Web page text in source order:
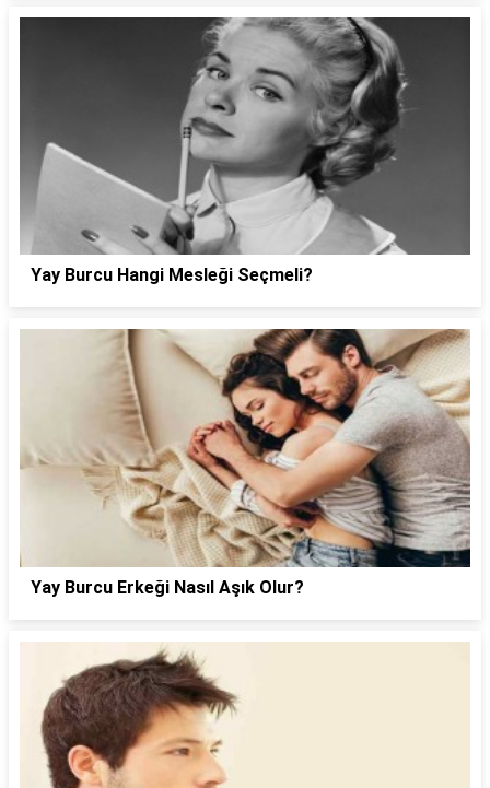
Yay Burcu Hangi Mesleği Seçmeli?
Yay Burcu Erkeği Nasıl Aşık Olur?